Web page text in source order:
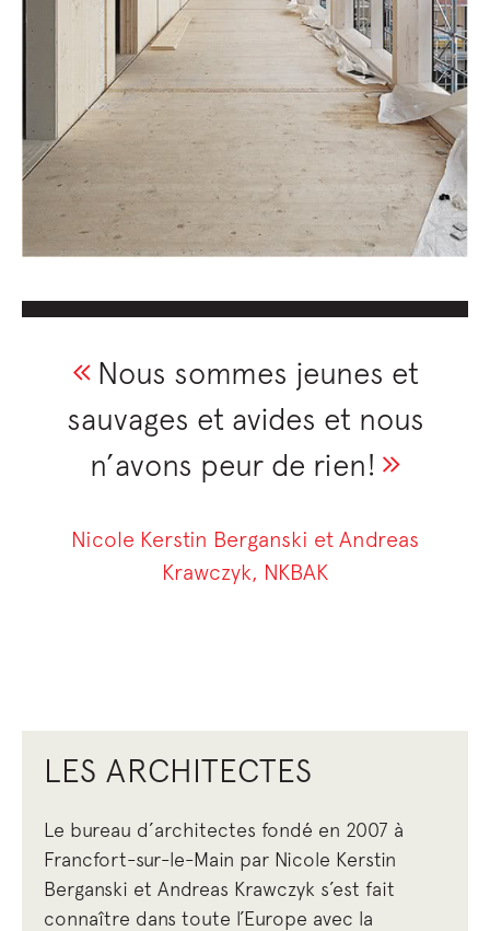
Nous sommes jeunes et
sauvages et avides et nous
n’avons peur de rien!
Nicole Kerstin Berganski et Andreas
Krawczyk, NKBAK
LES ARCHITECTES
Le bureau d’architectes fondé en 2007 à
Francfort-sur-le-Main par Nicole Kerstin
Berganski et Andreas Krawczyk s’est fait
connaître dans toute l’Europe avec la